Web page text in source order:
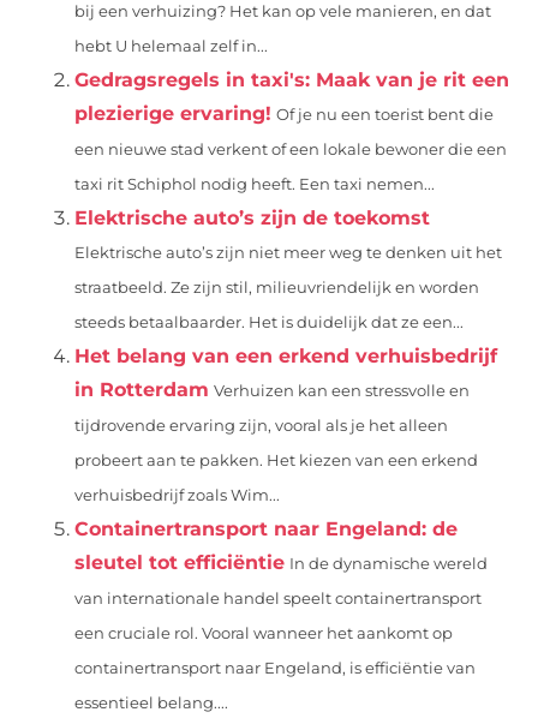
bij een verhuizing? Het kan op vele manieren, en dat
hebt U helemaal zelf in...
Gedragsregels in taxi's: Maak van je rit een
plezierige ervaring! Of je nu een toerist bent die
een nieuwe stad verkent of een lokale bewoner die een
taxi rit Schiphol nodig heeft. Een taxi nemen...
Elektrische auto’s zijn de toekomst
Elektrische auto’s zijn niet meer weg te denken uit het
straatbeeld. Ze zijn stil, milieuvriendelijk en worden
steeds betaalbaarder. Het is duidelijk dat ze een...
Het belang van een erkend verhuisbedrijf
in Rotterdam Verhuizen kan een stressvolle en
tijdrovende ervaring zijn, vooral als je het alleen
probeert aan te pakken. Het kiezen van een erkend
verhuisbedrijf zoals Wim...
Containertransport naar Engeland: de
sleutel tot efficiëntie In de dynamische wereld
van internationale handel speelt containertransport
een cruciale rol. Vooral wanneer het aankomt op
containertransport naar Engeland, is efficiëntie van
essentieel belang....